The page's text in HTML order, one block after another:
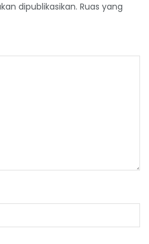
dipublikasikan. Ruas yang